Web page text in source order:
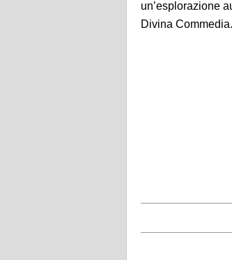
un’esplorazione
Divina